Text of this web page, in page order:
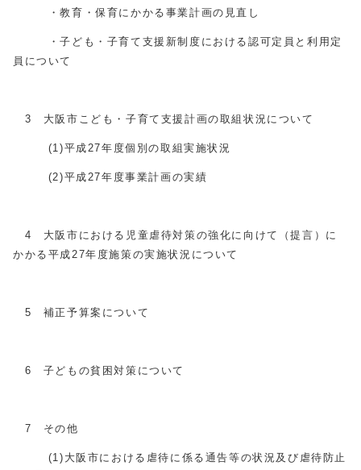
・教育・保育にかかる事業計画の見直し
・子ども・子育て支援新制度における認可定員と利用定
員について
3 大阪市こども・子育て支援計画の取組状況について
(1)平成27年度個別の取組実施状況
(2)平成27年度事業計画の実績
4 大阪市における児童虐待対策の強化に向けて（提言）に
かかる平成27年度施策の実施状況について
5 補正予算案について
6 子どもの貧困対策について
7 その他
(1)大阪市における虐待に係る通告等の状況及び虐待防止